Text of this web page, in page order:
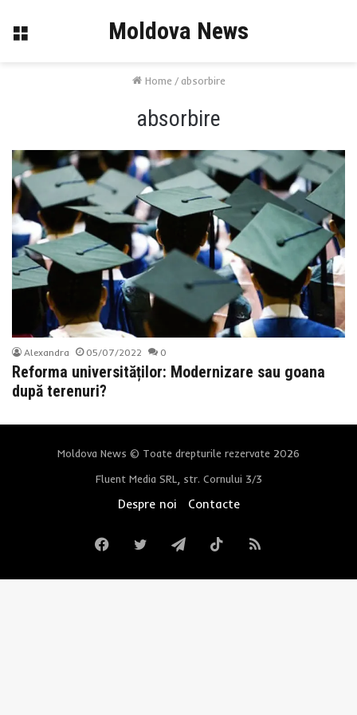
Menu Moldova News
Home / absorbire
absorbire
Alexandra 05/07/2022 0
Reforma universităților: Modernizare sau goana
după terenuri?
Moldova News © Toate drepturile rezervate 2026
Fluent Media SRL, str. Cornului 3/3
Despre noi Contacte
FacebookTwitterTelegramTikTokRSS